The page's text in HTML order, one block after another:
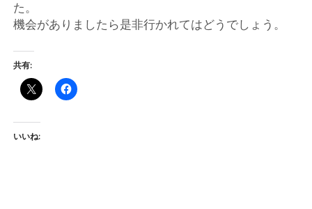
た。
機会がありましたら是非行かれてはどうでしょう。
共有:
いいね: